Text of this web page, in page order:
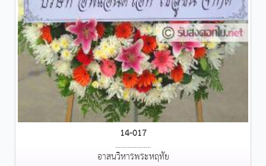
14-017
....................
อาสนวิหารพระหฤทัย